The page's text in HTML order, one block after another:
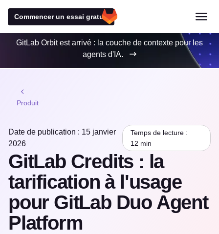
Commencer un essai gratuit
GitLab Orbit est arrivé : la couche de contexte pour les
agents d'IA.
Produit
Date de publication : 15 janvier
2026
Temps de lecture :
12 min
GitLab Credits : la
tarification à l'usage
pour GitLab Duo Agent
Platform